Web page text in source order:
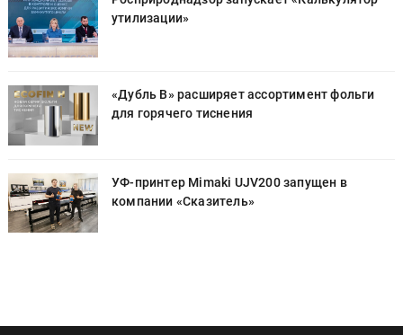
утилизации»
«Дубль В» расширяет ассортимент фольги
для горячего тиснения
УФ-принтер Mimaki UJV200 запущен в
компании «Сказитель»